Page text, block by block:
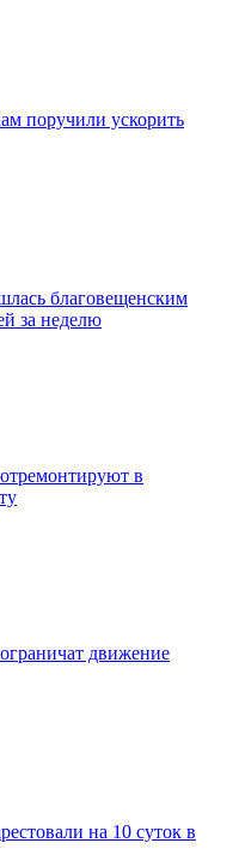
поручили ускорить
благовещенским
за неделю
в
движение
на 10 суток в